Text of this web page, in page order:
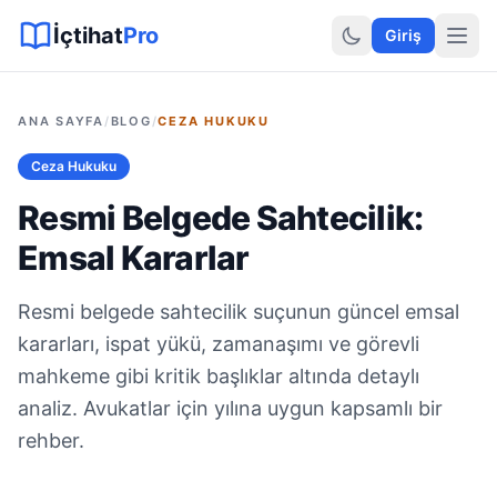
Hukuki Araçlar
İçtihatPro Giriş
ANA SAYFA /BLOG /CEZA HUKUKU
Ceza Hukuku
Resmi Belgede Sahtecilik:
Emsal Kararlar
Resmi belgede sahtecilik suçunun güncel emsal
kararları, ispat yükü, zamanaşımı ve görevli
mahkeme gibi kritik başlıklar altında detaylı
analiz. Avukatlar için yılına uygun kapsamlı bir
rehber.